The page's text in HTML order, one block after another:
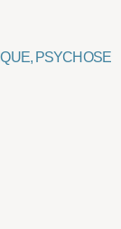
PSYCHOSE